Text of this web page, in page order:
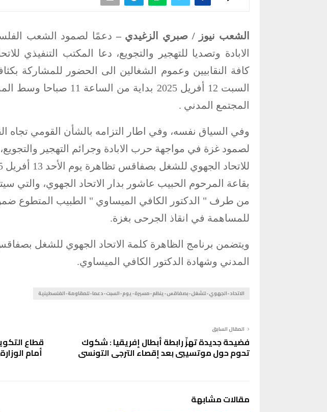
الشعب نيوز / صبري الزغيدي – دعمًا لصمود الشعب
الابادة وتصديا للتهجير والتجويع، دعا المكتب التنفيذي
كافة النقابيين وعموم الشغالين الى الحضور للمشاركة
المجتمع المدني .
وفي السياق نفسه، وفي اطار التزامه بالشأن القومي تجاه
لصمود غزة في مواجهة حرب الابادة وجرائم التهجير
بقاعة المرحوم الحبيب عاشور بدار الاتحاد الجهوي، والتي
من طرف " الدكتور الكافي الميساوي " الطبيب المتطوع
للمساهمة في انقاذ الجرحى بغزة.
ويتضمن برنامج الظاهرة كلمة الاتحاد الجهوي للشغل
المدني وشهادة الدكتور الكافي الميساوي.
الاتحاد-الجهوي-للشغل-بصفاقس-ينظم-مسيرة-يوم-السبت-دعما-للمقاومة-الفلسطينية
المقال السابق
فضيحة جديدة تهزّ رابطة أبطال إفريقيا : شكوك
تحوم حول موتسيبي بعد إقصاء الترجي التونسي
قطاع
أمام
مقالات مشابهة